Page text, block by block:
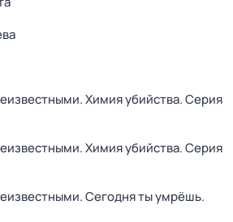
Химия убийства. Серия
Химия убийства. Серия
Сегодня ты умрёшь.